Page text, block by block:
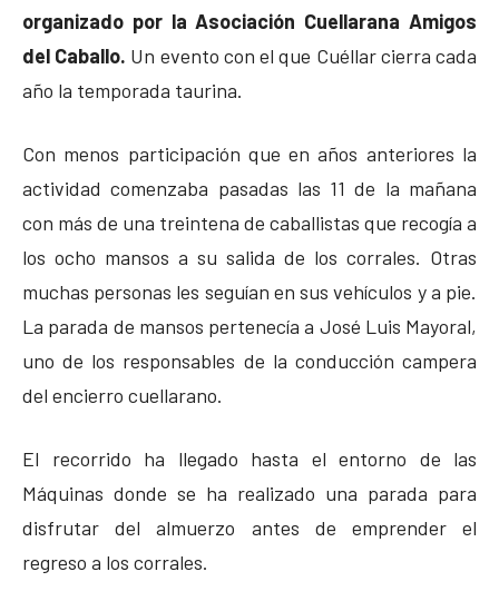
organizado por la Asociación Cuellarana Amigos
del Caballo. Un evento con el que Cuéllar cierra cada
año la temporada taurina.
Con menos participación que en años anteriores la
actividad comenzaba pasadas las 11 de la mañana
con más de una treintena de caballistas que recogía a
los ocho mansos a su salida de los corrales. Otras
muchas personas les seguían en sus vehículos y a pie.
La parada de mansos pertenecía a José Luis Mayoral,
uno de los responsables de la conducción campera
del encierro cuellarano.
El recorrido ha llegado hasta el entorno de las
Máquinas donde se ha realizado una parada para
disfrutar del almuerzo antes de emprender el
regreso a los corrales.